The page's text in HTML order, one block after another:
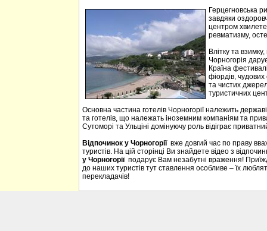
Герцегновська
завдяки
центром
ревматизму,
Влітку та
Чорногорія
Країна
фіордів, чудових
та чистих
туристичних
Основна частина готелів Чорногорії належить
та готелів, що належать іноземним компаніям та
Сутоморі та Ульціні домінуючу роль відіграє
Відпочинок у Чорногорії вже довгий час по праву
туристів. На цій сторінці Ви знайдете відео з
у Чорногоріїподарує Вам незабутні враження!
до наших туристів тут ставлення особливе – їх
перекладачів!